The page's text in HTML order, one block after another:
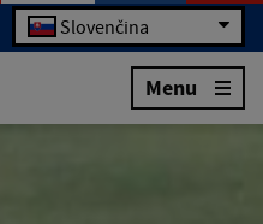
Slovenčina
Menu